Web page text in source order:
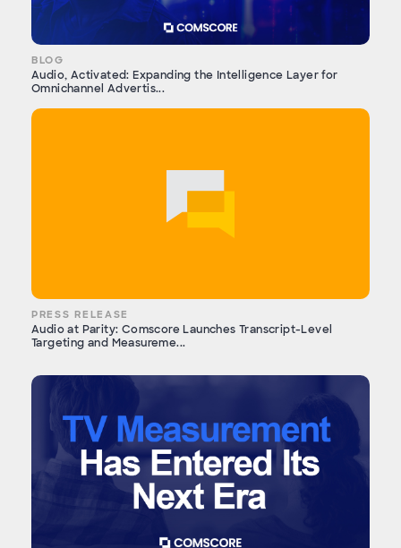
BLOG
Audio, Activated: Expanding the Intelligence Layer for
Omnichannel Advertis...
PRESS RELEASE
Audio at Parity: Comscore Launches Transcript-Level
Targeting and Measureme...